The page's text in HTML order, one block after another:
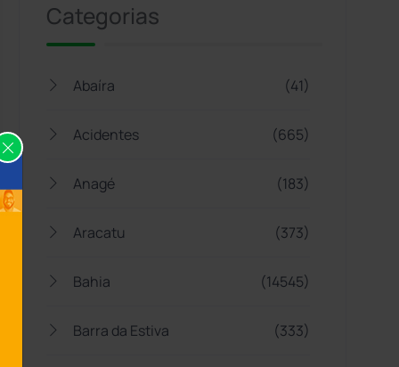
Categorias
Abaíra (41)
Acidentes (665)
Anagé (183)
Aracatu (373)
Bahia (14545)
Barra da Estiva (333)